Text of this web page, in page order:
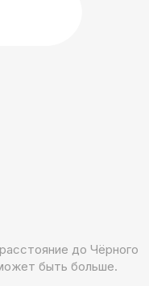
до Чёрного
быть больше.